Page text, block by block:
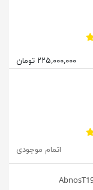
۲۲۵,۰۰۰,۰۰۰ تومان
اتمام موجودی